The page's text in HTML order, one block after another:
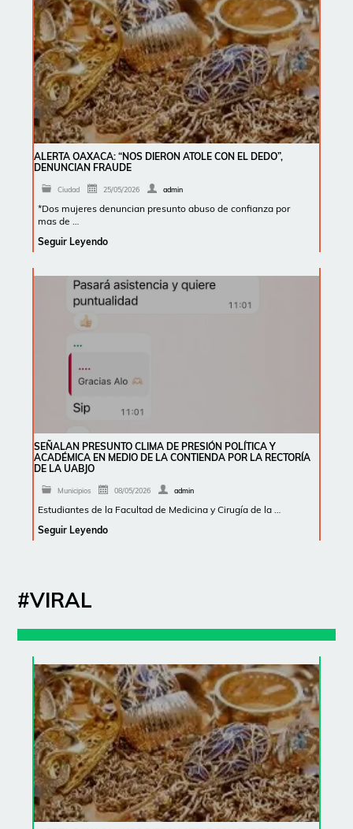
ALERTA OAXACA: “NOS DIERON ATOLE CON EL DEDO”,
DENUNCIAN FRAUDE
Ciudad 25/05/2026 admin
*Dos mujeres denuncian presunto abuso de confianza por
mas de …
Seguir Leyendo
SEÑALAN PRESUNTO CLIMA DE PRESIÓN POLÍTICA Y
ACADÉMICA EN MEDIO DE LA CONTIENDA POR LA RECTORÍA
DE LA UABJO
Municipios 08/05/2026 admin
Estudiantes de la Facultad de Medicina y Cirugía de la …
Seguir Leyendo
#VIRAL